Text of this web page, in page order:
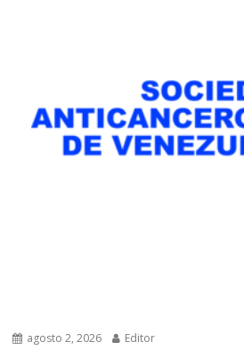
agosto 2, 2026 Editor